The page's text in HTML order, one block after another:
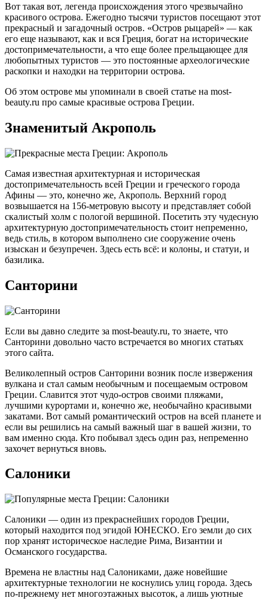
Вот такая вот, легенда происхождения этого чрезвычайно
красивого острова. Ежегодно тысячи туристов посещают этот
прекрасный и загадочный остров. «Остров рыцарей» — как
его еще называют, как и вся Греция, богат на исторические
достопримечательности, а что еще более прельщающее для
любопытных туристов — это постоянные археологические
раскопки и находки на территории острова.
Об этом острове мы упоминали в своей статье на most-
beauty.ru про самые красивые острова Греции.
Знаменитый Акрополь
Самая известная архитектурная и историческая
достопримечательность всей Греции и греческого города
Афины — это, конечно же, Акрополь. Верхний город
возвышается на 156-метровую высоту и представляет собой
скалистый холм с пологой вершиной. Посетить эту чудесную
архитектурную достопримечательность стоит непременно,
ведь стиль, в котором выполнено сие сооружение очень
изыскан и безупречен. Здесь есть всё: и колоны, и статуи, и
базилика.
Санторини
Если вы давно следите за most-beauty.ru, то знаете, что
Санторини довольно часто встречается во многих статьях
этого сайта.
Великолепный остров Санторини возник после извержения
вулкана и стал самым необычным и посещаемым островом
Греции. Славится этот чудо-остров своими пляжами,
лучшими курортами и, конечно же, необычайно красивыми
закатами. Вот самый романтический остров на всей планете и
если вы решились на самый важный шаг в вашей жизни, то
вам именно сюда. Кто побывал здесь один раз, непременно
захочет вернуться вновь.
Салоники
Салоники — один из прекраснейших городов Греции,
который находится под эгидой ЮНЕСКО. Его земли до сих
пор хранят историческое наследие Рима, Византии и
Османского государства.
Времена не властны над Салониками, даже новейшие
архитектурные технологии не коснулись улиц города. Здесь
по-прежнему нет многоэтажных высоток, а лишь уютные